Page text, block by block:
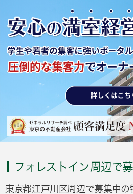
フォレストイン周辺で
東京都江戸川区周辺で募集中の